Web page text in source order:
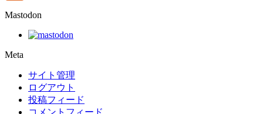
Feed
Mastodon
Meta
サイト管理
ログアウト
投稿フィード
コメントフィード